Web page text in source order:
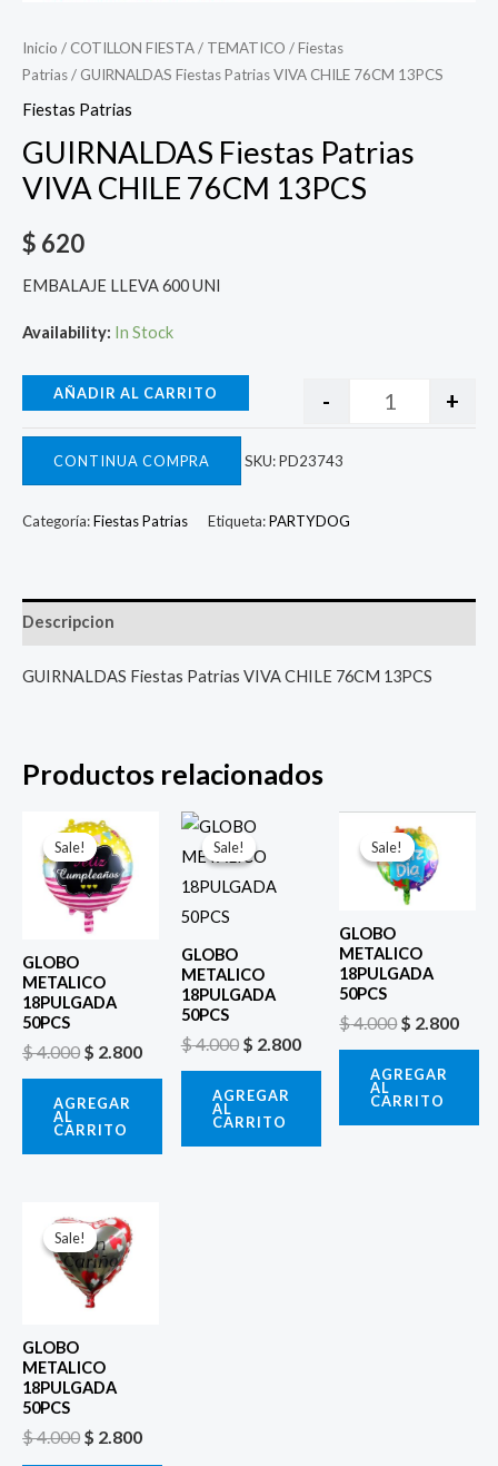
Inicio / COTILLON FIESTA/ TEMATICO /Fiestas
Patrias/ GUIRNALDAS Fiestas Patrias VIVA CHILE 76CM 13PCS
Fiestas Patrias
GUIRNALDAS Fiestas Patrias
VIVA CHILE 76CM 13PCS
$ 620
EMBALAJE LLEVA 600 UNI
Availability: In Stock
- +
AÑADIR AL CARRITO
CONTINUA COMPRA SKU:PD23743
Categoría:Fiestas Patrias Etiqueta:PARTYDOG
Descripcion
GUIRNALDAS Fiestas Patrias VIVA CHILE 76CM 13PCS
Productos relacionados
Sale!
Sale!
GLOBO
METALICO
18PULGADA
50PCS
$4.000
El
precio
original
era:
$ 4.000.
$ 2.800
actual
$ 2.800.
AGREGAR
AL
CARRITO
Sale!
Sale!
GLOBO
METALICO
18PULGADA
50PCS
$4.000
El
precio
original
era:
$ 2.800
AGREGAR
AL
CARRITO
Sale!
Sale!
GLOBO
METALICO
18PULGADA
50PCS
$4.000
precio
original
era:
$ 4.000.
$ 2.800
AGREGAR
AL
CARRITO
Sale!
Sale!
GLOBO
METALICO
18PULGADA
50PCS
$4.000
precio
original
era:
$ 4.000.
$ 2.800